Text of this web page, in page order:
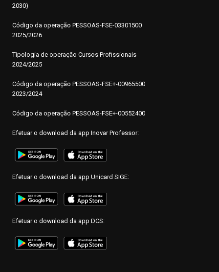
2030)
Código da operação PESSOAS-FSE-03301500
2025/2026
Tipologia de operação Cursos Profissionais
2024/2025
Código da operação PESSOAS-FSE+-00965500
2023/2024
Código da operação PESSOAS-FSE+-00552400
Efetuar o download da app Inovar Professor:
Efetuar o download da app Unicard SIGE:
Efetuar o download da app DCS: